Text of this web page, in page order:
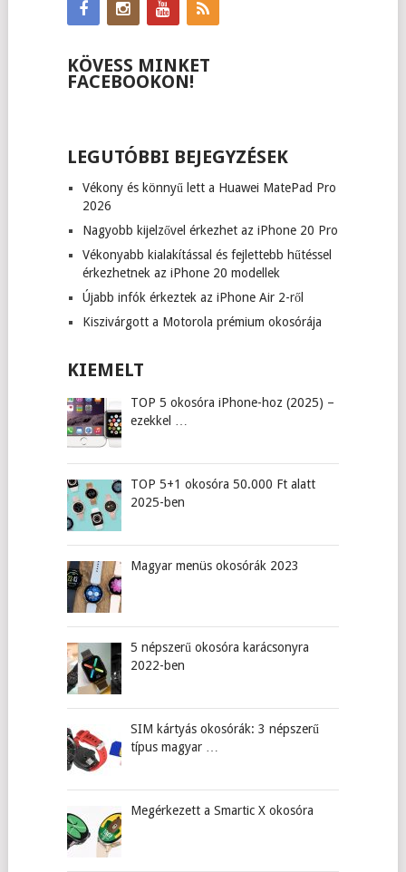
KÖVESS MINKET
FACEBOOKON!
LEGUTÓBBI BEJEGYZÉSEK
Vékony és könnyű lett a Huawei MatePad Pro
2026
Nagyobb kijelzővel érkezhet az iPhone 20 Pro
Vékonyabb kialakítással és fejlettebb hűtéssel
érkezhetnek az iPhone 20 modellek
Újabb infók érkeztek az iPhone Air 2-ről
Kiszivárgott a Motorola prémium okosórája
KIEMELT
TOP 5 okosóra iPhone-hoz (2025) –
ezekkel …
TOP 5+1 okosóra 50.000 Ft alatt
2025-ben
Magyar menüs okosórák 2023
5 népszerű okosóra karácsonyra
2022-ben
SIM kártyás okosórák: 3 népszerű
típus magyar …
Megérkezett a Smartic X okosóra